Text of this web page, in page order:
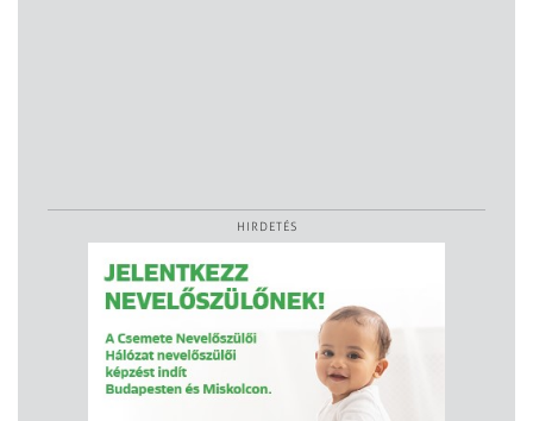
HIRDETÉS